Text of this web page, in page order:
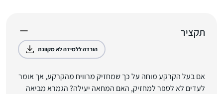
תקציר
הורדה ללמידה לא מקוונת
אם בעל הקרקע מוחה על כך שמחזיק מרוויח מהקרקע, אך אומר
לעדים לא לספר למחזיק, האם המחאה יעילה? הגמרא מביאה